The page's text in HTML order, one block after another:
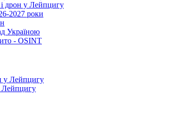
дрон у Лейпцигу
2027 роки
Україною
- OSINT
Лейпцигу